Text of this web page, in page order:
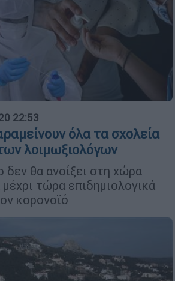
22:53
όλα τα σχολεία
λοιμωξιολόγων
δεν θα ανοίξει στη χώρα
τώρα επιδημιολογικά
κορονοϊό